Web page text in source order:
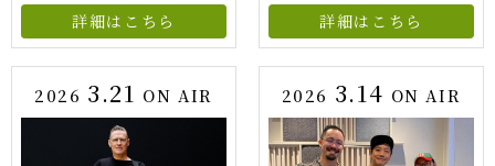
詳細はこちら
詳細はこちら
2026 3.21 ON AIR 2026 3.14 ON AIR